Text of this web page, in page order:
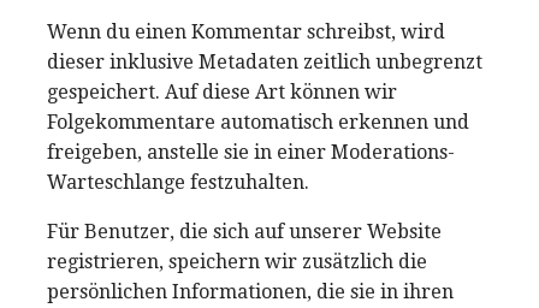
Wenn du einen Kommentar schreibst, wird
dieser inklusive Metadaten zeitlich unbegrenzt
gespeichert. Auf diese Art können wir
Folgekommentare automatisch erkennen und
freigeben, anstelle sie in einer Moderations-
Warteschlange festzuhalten.
Für Benutzer, die sich auf unserer Website
registrieren, speichern wir zusätzlich die
persönlichen Informationen, die sie in ihren